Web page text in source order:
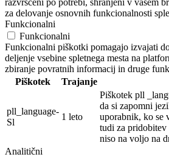
za delovanje osnovnih funkcionalnosti
Funkcionalni
Funkcionalni
Funkcionalni piškotki pomagajo izvajati
deljenje vsebine spletnega mesta na
zbiranje povratnih informacij in druge
Piškotek
Trajanje
pll_language-
Sl
1 leto
Piškotek pll
da si zapomni
uporabnik, ko se
tudi za
niso na voljo na
Analitični